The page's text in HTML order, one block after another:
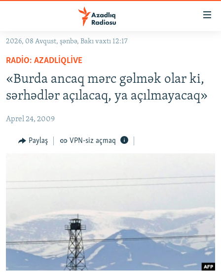
Əsas
qayıt
Əsas
naviqasiyaya
qayıt
Axtarışa
keç
GÜNDƏM
#İZAHLA
KORRUPSIOMETR
FƏRQƏ BAX
QANUNI DOĞRU
İNFOQRAFIKA
KARIKATURA
AZƏRBAYCAN ƏDƏBIYYATI KITABXANASI
İSLAM VƏ DEMOKRATIYA
İZ - MƏDƏNIYYƏT PROQRAMI
HAQQIMIZDA
MISSIYAMIZ
PEŞƏ ETIKASI VƏ JURNALISTIKA STANDARTLARIMIZ
MATERIALLARIMIZDAN ISTIFADƏ
BIZI IZLƏ
2026, 08 Avqust, şənbə, Bakı vaxtı 12:17
RADIO: AZADLIQLIVE
«Burda ancaq mərc gəlmək olar ki,
sərhədlər açılacaq, ya açılmayacaq»
Aprel 24, 2009
Paylaş VPN-siz açmaq